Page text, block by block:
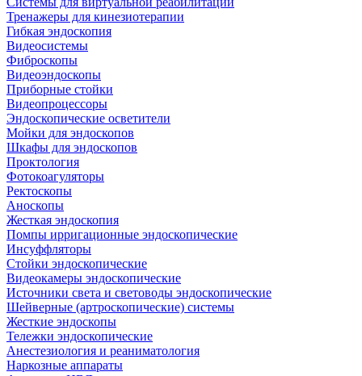
Тренажеры для кинезиотерапии
Гибкая эндоскопия
Видеосистемы
Фиброскопы
Видеоэндоскопы
Приборные стойки
Видеопроцессоры
Эндоскопические осветители
Мойки для эндоскопов
Шкафы для эндоскопов
Проктология
Фотокоагуляторы
Ректоскопы
Аноскопы
Жесткая эндоскопия
Помпы ирригационные эндоскопические
Инсуффляторы
Стойки эндоскопические
Видеокамеры эндоскопические
Источники света и световоды эндоскопические
Шейверные (артроскопические) системы
Жесткие эндоскопы
Тележки эндоскопические
Анестезиология и реаниматология
Наркозные аппараты